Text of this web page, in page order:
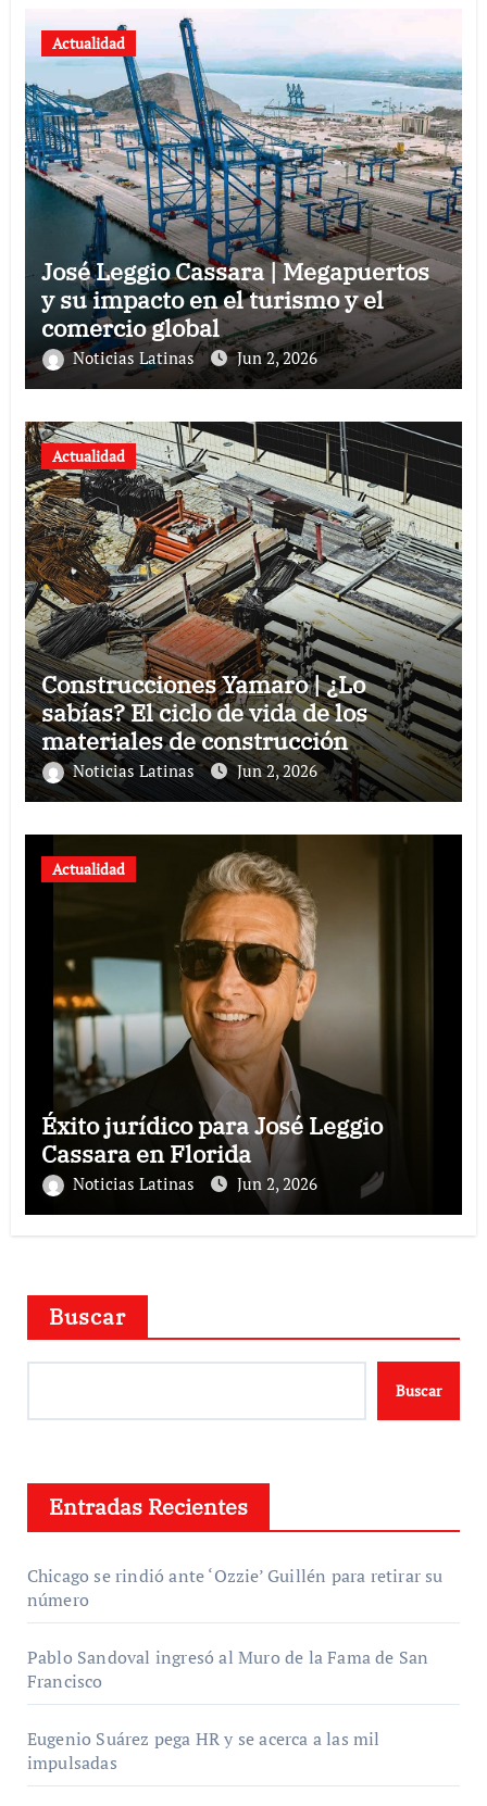
Actualidad
José Leggio Cassara | Megapuertos
y su impacto en el turismo y el
comercio global
Noticias Latinas Jun 2, 2026
Actualidad
Construcciones Yamaro | ¿Lo
sabías? El ciclo de vida de los
materiales de construcción
revoluciona eficiencia en proyectos
modernos
Noticias Latinas Jun 2, 2026
Actualidad
Éxito jurídico para José Leggio
Cassara en Florida
Noticias Latinas Jun 2, 2026
Buscar
Buscar
Entradas Recientes
Chicago se rindió ante ‘Ozzie’ Guillén para retirar su
número
Pablo Sandoval ingresó al Muro de la Fama de San
Francisco
Eugenio Suárez pega HR y se acerca a las mil
impulsadas